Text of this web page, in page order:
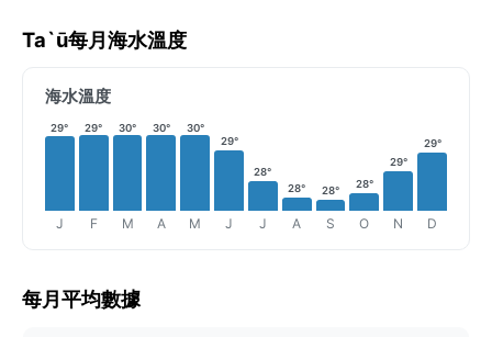
Ta`ū每月海水溫度
海水溫度
29°
J
29°
F
30°
M
30°
A
30°
M
29°
J
28°
J
28°
A
28°
S
28°
O
29°
N
29°
D
每月平均數據